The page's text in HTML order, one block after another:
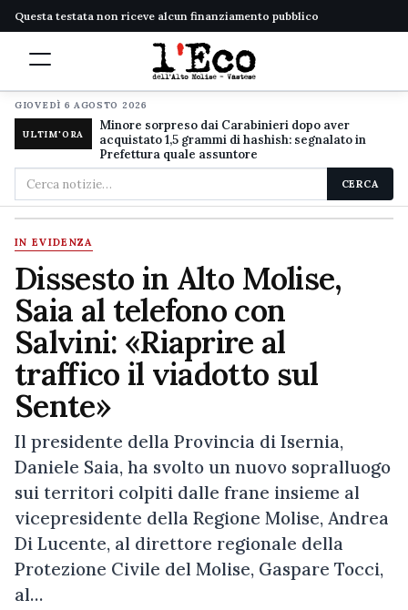
Questa testata non riceve alcun finanziamento pubblico
GIOVEDÌ 6 AGOSTO 2026
ULTIM'ORA
Minore sorpreso dai Carabinieri dopo aver
acquistato 1,5 grammi di hashish: segnalato in
Prefettura quale assuntore
Cerca
nel
sito
CERCA
IN EVIDENZA
Dissesto in Alto Molise,
Saia al telefono con
Salvini: «Riaprire al
traffico il viadotto sul
Sente»
Il presidente della Provincia di Isernia,
Daniele Saia, ha svolto un nuovo sopralluogo
sui territori colpiti dalle frane insieme al
vicepresidente della Regione Molise, Andrea
Di Lucente, al direttore regionale della
Protezione Civile del Molise, Gaspare Tocci,
al…